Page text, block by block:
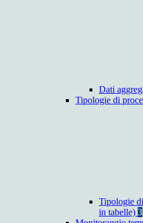
Dati
Tipologie di
Tipologie
in tabelle) 3